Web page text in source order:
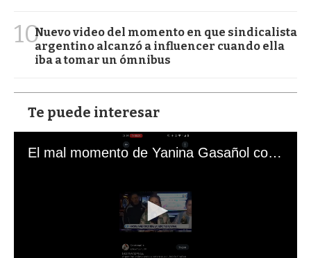
10Nuevo video del momento en que sindicalista
argentino alcanzó a influencer cuando ella
iba a tomar un ómnibus
Te puede interesar
El mal momento de Yanina Gasañol con un hincha argentino en "Subrayado"